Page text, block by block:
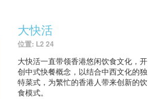
大快活
位置: L2 24
大快活一直带领香港悠闲饮食文化，开
创中式快餐概念，以结合中西文化的独
特菜式，为繁忙的香港人带来创新的饮
食模式。